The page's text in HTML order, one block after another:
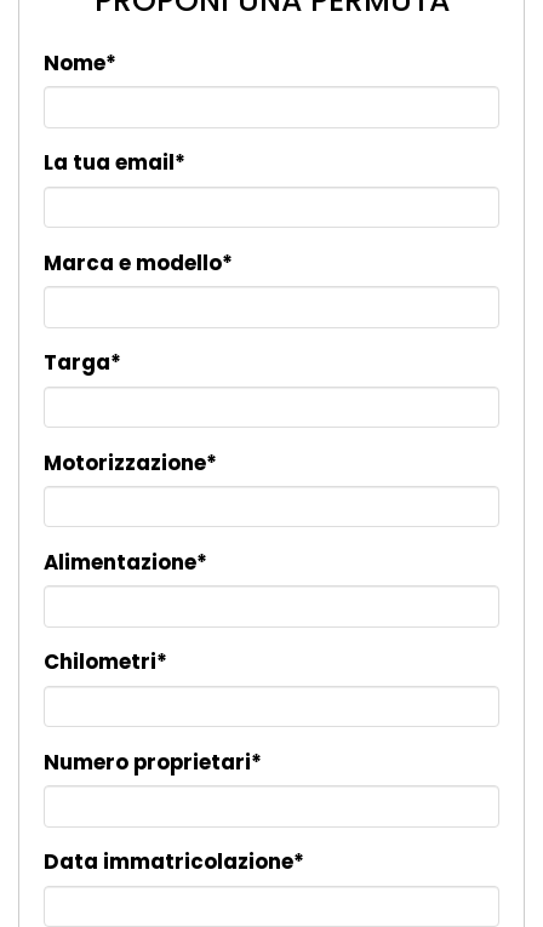
Nome*
La tua email*
Marca e modello*
Targa*
Motorizzazione*
Alimentazione*
Chilometri*
Numero proprietari*
Data immatricolazione*